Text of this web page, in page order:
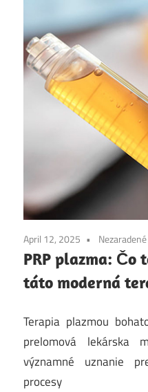
April 12, 2025 Nezaradené
PRP plazma: Čo
táto moderná
Terapia plazmou
prelomová lekárska
významné uznanie
procesy